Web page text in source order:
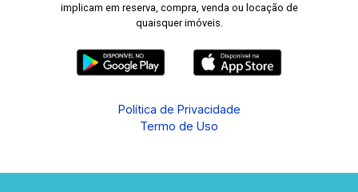
implicam em reserva, compra, venda ou locação de
quaisquer imóveis.
Política de Privacidade
Termo de Uso